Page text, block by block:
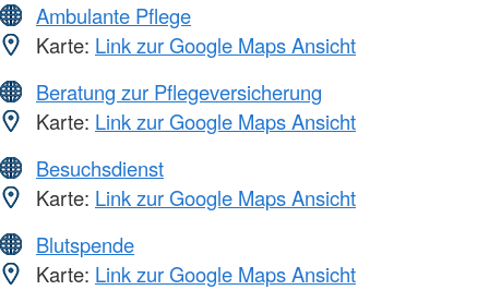
Ambulante Pflege
Karte: Link zur Google Maps Ansicht
Beratung zur Pflegeversicherung
Karte: Link zur Google Maps Ansicht
Besuchsdienst
Karte: Link zur Google Maps Ansicht
Blutspende
Karte: Link zur Google Maps Ansicht